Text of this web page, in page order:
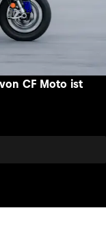
CF Moto ist